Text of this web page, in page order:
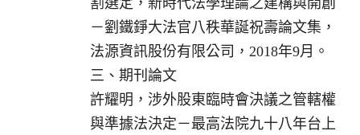
－劉鐵錚大法官八秩華誕祝壽論文集，
法源資訊股份有限公司，2018年9月。
三、期刊論文
許耀明，涉外股東臨時會決議之管轄權
與準據法決定－最高法院九十八年台上